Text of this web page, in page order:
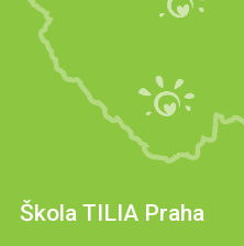
Škola TILIA Praha